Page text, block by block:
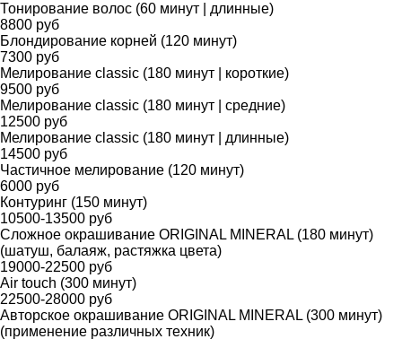
Тонирование волос (60 минут | длинные)
8800 руб
Блондирование корней (120 минут)
7300 руб
Мелирование classic (180 минут | короткие)
9500 руб
Мелирование classic (180 минут | средние)
12500 руб
Мелирование classic (180 минут | длинные)
14500 руб
Частичное мелирование (120 минут)
6000 руб
Контуринг (150 минут)
10500-13500 руб
Сложное окрашивание ORIGINAL MINERAL (180 минут)
(шатуш, балаяж, растяжка цвета)
19000-22500 руб
Air touch (300 минут)
22500-28000 руб
Авторское окрашивание ORIGINAL MINERAL (300 минут)
(применение различных техник)